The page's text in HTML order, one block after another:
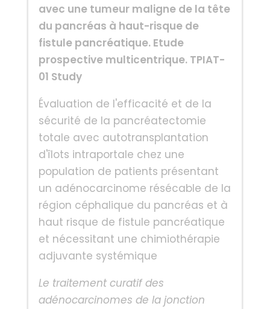
avec une tumeur maligne de la tête
du pancréas à haut-risque de
fistule pancréatique. Etude
prospective multicentrique. TPIAT-
01 Study
Évaluation de l'efficacité et de la
sécurité de la pancréatectomie
totale avec autotransplantation
d'îlots intraportale chez une
population de patients présentant
un adénocarcinome résécable de la
région céphalique du pancréas et à
haut risque de fistule pancréatique
et nécessitant une chimiothérapie
adjuvante systémique
Le traitement curatif des
adénocarcinomes de la jonction